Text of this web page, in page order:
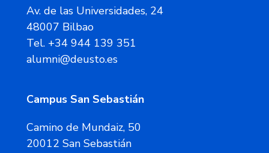
Av. de las Universidades, 24
48007 Bilbao
Tel. +34 944 139 351
alumni@deusto.es
Campus San Sebastián
Camino de Mundaiz, 50
20012 San Sebastián